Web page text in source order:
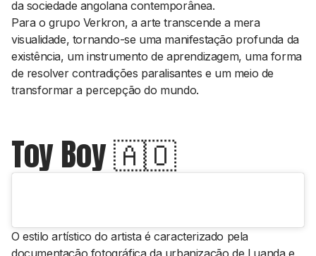
da sociedade angolana contemporânea.
Para o grupo Verkron, a arte transcende a mera
visualidade, tornando-se uma manifestação profunda da
existência, um instrumento de aprendizagem, uma forma
de resolver contradições paralisantes e um meio de
transformar a percepção do mundo.
Toy Boy 🇦🇴
O estilo artístico do artista é caracterizado pela
documentação fotográfica da urbanização de Luanda e